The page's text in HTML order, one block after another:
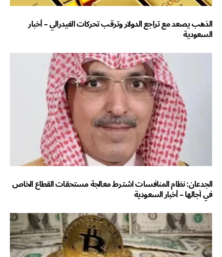
الذهب يصعد مع تراجع الدولار وترقب تحركات الفيدرالي – أخبار
السعودية
الجدعان: نظام المنافسات اشترط معالجة مستحقات القطاع الخاص
في آجالها – أخبار السعودية